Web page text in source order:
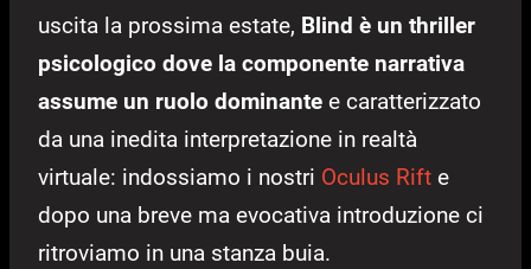
uscita la prossima estate, Blind è un thriller
psicologico dove la componente narrativa
assume un ruolo dominante e caratterizzato
da una inedita interpretazione in realtà
virtuale: indossiamo i nostri Oculus Rift e
dopo una breve ma evocativa introduzione ci
ritroviamo in una stanza buia.